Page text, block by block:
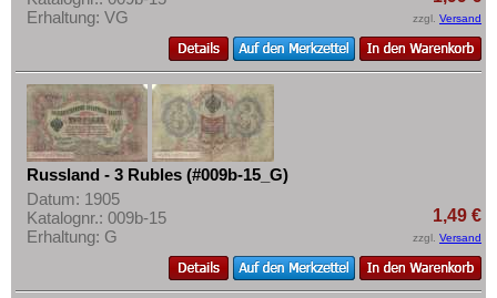
Erhaltung: VG
zzgl. Versand
Russland - 3 Rubles (#009b-15_G)
Datum: 1905
Katalognr.: 009b-15
Erhaltung: G
1,49 €
zzgl. Versand